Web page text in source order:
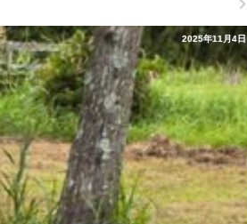
2025年11月4日